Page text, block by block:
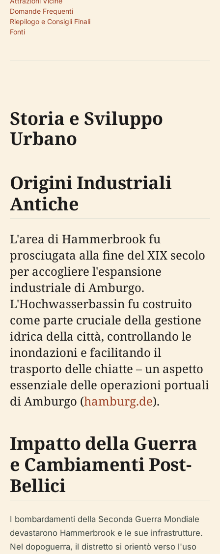
Domande Frequenti
Riepilogo e Consigli Finali
Fonti
Storia e Sviluppo
Urbano
Origini Industriali
Antiche
L'area di Hammerbrook fu
prosciugata alla fine del XIX secolo
per accogliere l'espansione
industriale di Amburgo.
L'Hochwasserbassin fu costruito
come parte cruciale della gestione
idrica della città, controllando le
inondazioni e facilitando il
trasporto delle chiatte – un aspetto
essenziale delle operazioni portuali
di Amburgo (hamburg.de).
Impatto della Guerra
e Cambiamenti Post-
Bellici
I bombardamenti della Seconda Guerra Mondiale
devastarono Hammerbrook e le sue infrastrutture.
Nel dopoguerra, il distretto si orientò verso l'uso